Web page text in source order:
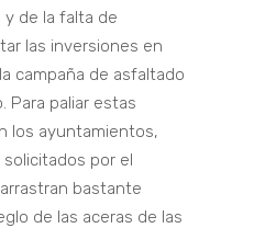
de la falta de
las inversiones en
campaña de asfaltado
Para paliar estas
los ayuntamientos,
por el
bastante
de las aceras de las